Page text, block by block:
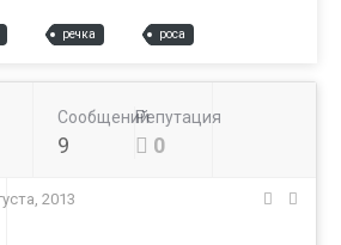
речка роса
Сообщений
9
Репутация
0
2013